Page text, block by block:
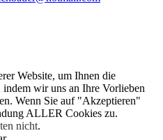
Website, um Ihnen die
wir uns an Ihre Vorlieben
Wenn Sie auf "Akzeptieren"
ALLER Cookies zu.
nicht.